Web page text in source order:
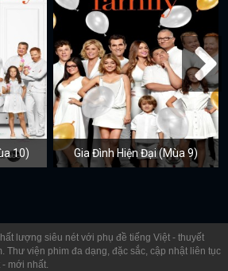
10) Gia Đình Hiện Đại (Mùa 9)
lượng siêu nét với phụ đề tiếng Việt - thuyết
Thư viện phim đa dạng, đặc sắc, cập nhật liên tục
mới nhất.